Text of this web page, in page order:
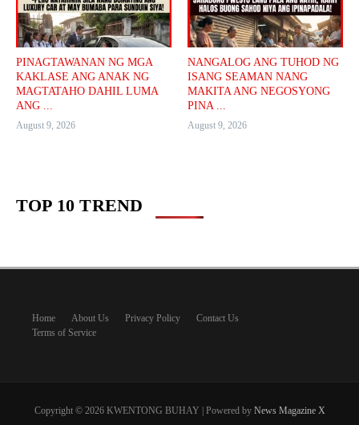
PINAGTAWANAN NG MGA
KAKLASE ANG ANAK NG
MAGTATAHO DAHIL LUMA
ANG ...
August 9, 2026
NANGALOG ANG TUHOD NG
ISANG SEAMAN NANG
MAKITA ANG NEGOSYONG
PINA ...
August 9, 2026
TOP 10 TREND
Home About Us Privacy Policy
Contact Us
Terms of Service
Copyright © 2026 KWENTONG BUHAY | Powered by News Magazine X